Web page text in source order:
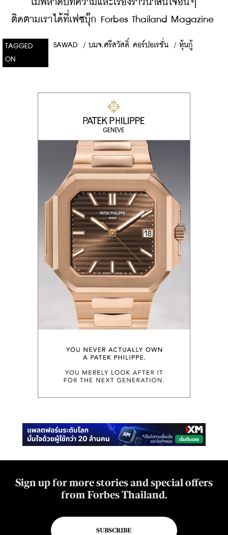
ไม่พลาดบทความและเรื่องราวน่าสนใจอื่นๆ
ติดตามเราได้ที่เฟซบุ๊ก Forbes Thailand Magazine
TAGGED
ON
SAWAD / บมจ.ศรีสวัสดิ์ คอร์ปอเรชั่น / หุ้นกู้
Sign up for more stories and special offers
from Forbes Thailand.
SUBSCRIBE